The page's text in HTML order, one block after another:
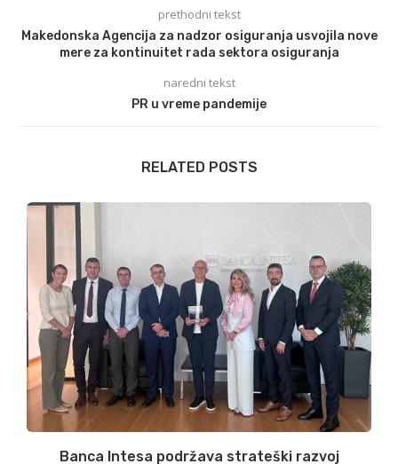
prethodni tekst
Makedonska Agencija za nadzor osiguranja usvojila nove
mere za kontinuitet rada sektora osiguranja
naredni tekst
PR u vreme pandemije
RELATED POSTS
Banca Intesa podržava strateški razvoj